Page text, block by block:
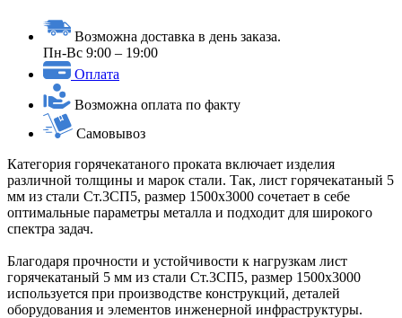
Возможна доставка в день заказа.
Пн-Вс 9:00 – 19:00
Оплата
Возможна оплата по факту
Самовывоз
Категория горячекатаного проката включает изделия
различной толщины и марок стали. Так, лист горячекатаный 5
мм из стали Ст.3СП5, размер 1500х3000 сочетает в себе
оптимальные параметры металла и подходит для широкого
спектра задач.
Благодаря прочности и устойчивости к нагрузкам лист
горячекатаный 5 мм из стали Ст.3СП5, размер 1500х3000
используется при производстве конструкций, деталей
оборудования и элементов инженерной инфраструктуры.